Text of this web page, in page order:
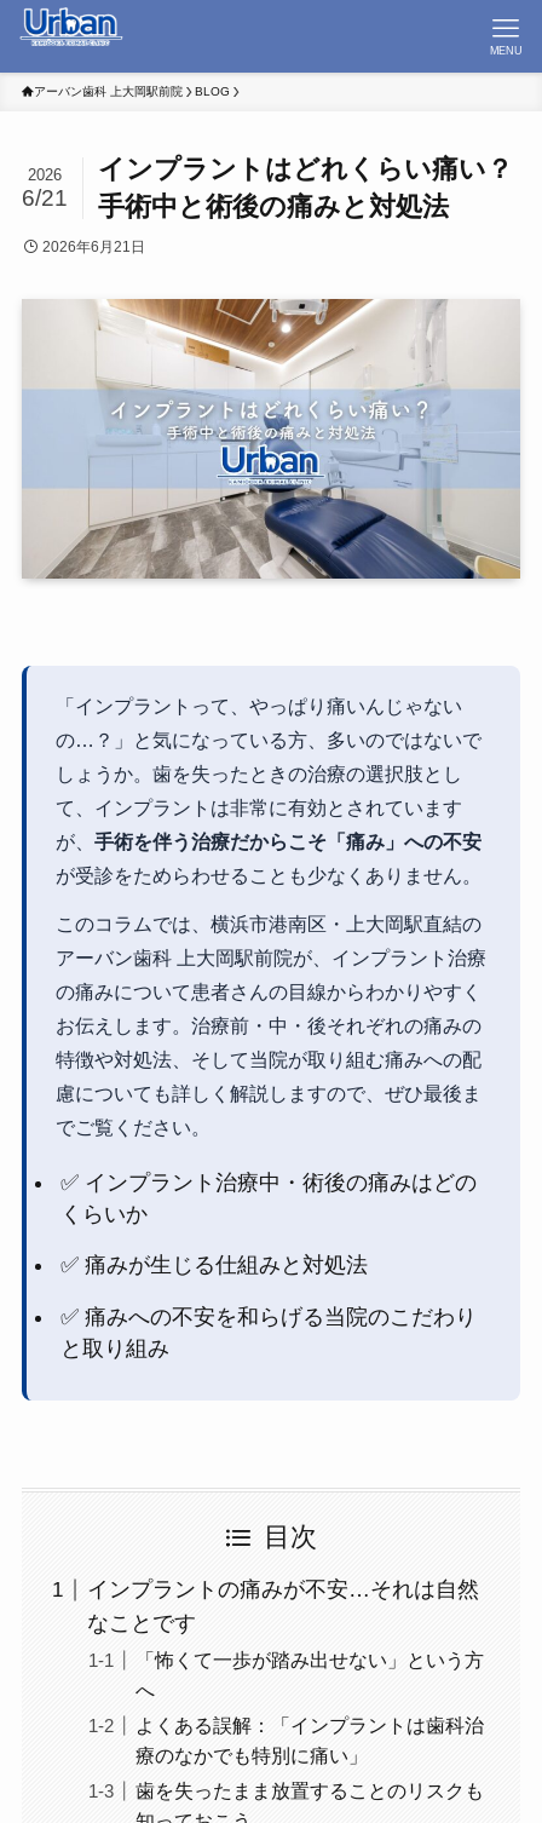
MENU
アーバン歯科 上大岡駅前院 BLOG
インプラントはどれくらい痛い？
手術中と術後の痛みと対処法
2026
6/21
2026年6月21日
「インプラントって、やっぱり痛いんじゃない
の…？」と気になっている方、多いのではないで
しょうか。歯を失ったときの治療の選択肢とし
て、インプラントは非常に有効とされています
が、 手術を伴う治療だからこそ「痛み」への不安
が受診をためらわせることも少なくありません。
このコラムでは、横浜市港南区・上大岡駅直結の
アーバン歯科 上大岡駅前院が、インプラント治療
の痛みについて患者さんの目線からわかりやすく
お伝えします。治療前・中・後それぞれの痛みの
特徴や対処法、そして当院が取り組む痛みへの配
慮についても詳しく解説しますので、ぜひ最後ま
でご覧ください。
✅ インプラント治療中・術後の痛みはどの
くらいか
✅ 痛みが生じる仕組みと対処法
✅ 痛みへの不安を和らげる当院のこだわり
と取り組み
目次
インプラントの痛みが不安…それは自然
なことです
「怖くて一歩が踏み出せない」という方
へ
よくある誤解：「インプラントは歯科治
療のなかでも特別に痛い」
歯を失ったまま放置することのリスクも